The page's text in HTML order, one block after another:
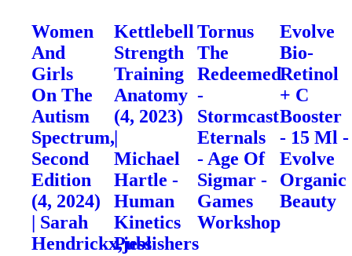
Women
And
Girls
On The
Autism
Spectrum,
Second
Edition
(4, 2024)
| Sarah
Hendrickx,jess
Kettlebell
Strength
Training
Anatomy
(4, 2023)
Michael
Hartle -
Human
Kinetics
Publishers
Tornus
The
Redeemed
-
Stormcast
Eternals
- Age Of
Sigmar -
Games
Workshop
Evolve
Bio-
Retinol
+ C
Booster
- 15 Ml -
Evolve
Organic
Beauty